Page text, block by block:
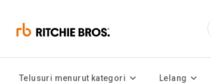
Telusuri menurut kategori Lelang